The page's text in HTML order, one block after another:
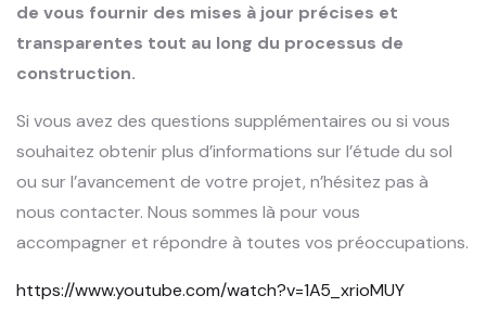
de vous fournir des mises à jour précises et
transparentes tout au long du processus de
construction.
Si vous avez des questions supplémentaires ou si vous
souhaitez obtenir plus d’informations sur l’étude du sol
ou sur l’avancement de votre projet, n’hésitez pas à
nous contacter. Nous sommes là pour vous
accompagner et répondre à toutes vos préoccupations.
https://www.youtube.com/watch?v=1A5_xrioMUY